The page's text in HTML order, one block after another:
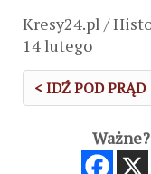
Kresy24.pl /
14 lutego
< IDŹ POD PRĄD